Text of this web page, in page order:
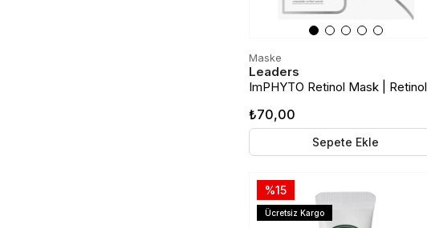
Maske
Leaders
ImPHYTO Retinol Mask | Retinol
₺70,00
Sepete Ekle
%15
Ücretsiz Kargo